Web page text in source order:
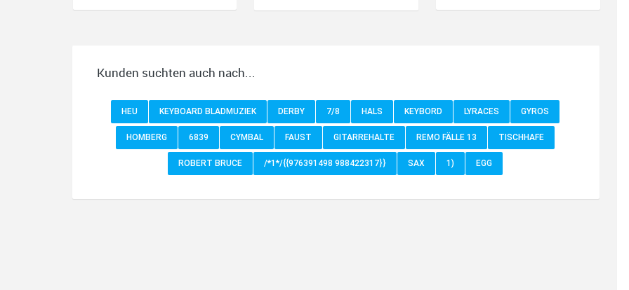
Kunden suchten auch nach...
HEU KEYBOARD BLADMUZIEK DERBY 7/8 HALS KEYBORD LYRACES GYROS
HOMBERG 6839 CYMBAL FAUST GITARREHALTE REMO FÄLLE 13 TISCHHAFE
ROBERT BRUCE /*1*/{{976391498 988422317}} SAX 1) EGG